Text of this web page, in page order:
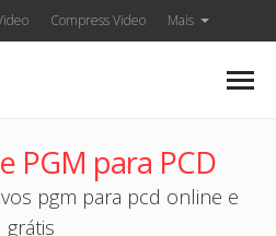
Compress Video Mais
PGM para PCD
pgm para pcd online e
grátis